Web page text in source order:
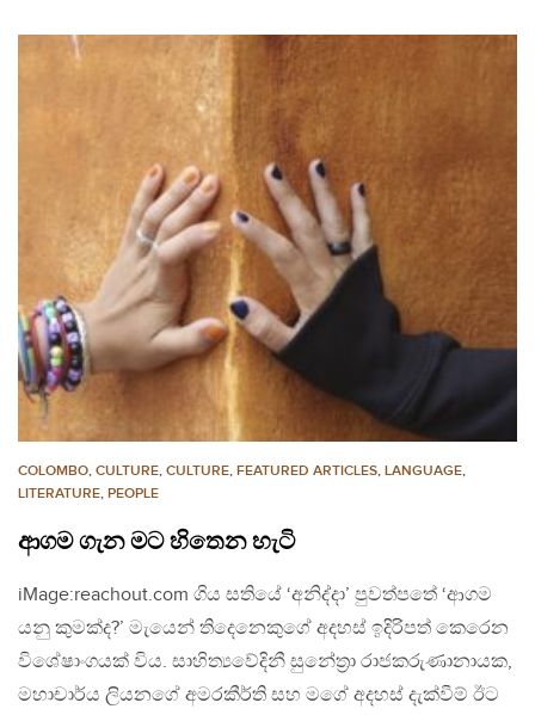
COLOMBO, CULTURE, CULTURE, FEATURED ARTICLES, LANGUAGE,
LITERATURE, PEOPLE
ආගම ගැන මට හිතෙන හැටි
iMage:reachout.com ගිය සතියේ ‘අනිද්දා’ පුවත්පතේ ‘ආගම
යනු කුමක්ද?’ මැයෙන් තිදෙනෙකුගේ අදහස් ඉදිරිපත් කෙරෙන
විශේෂාංගයක් විය. සාහිත්‍යවේදිනී සුනේත‍්‍රා රාජකරුණානායක,
මහාචාර්ය ලියනගේ අමරකීර්ති සහ මගේ අදහස් දැක්වීම් ඊට